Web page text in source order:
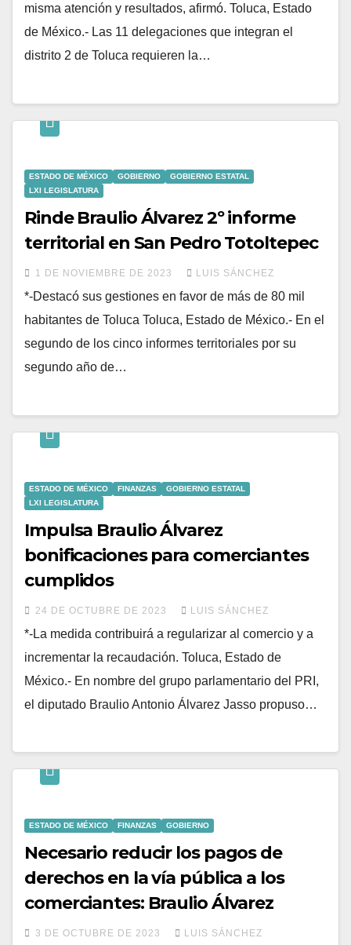
misma atención y resultados, afirmó. Toluca, Estado
de México.- Las 11 delegaciones que integran el
distrito 2 de Toluca requieren la…
ESTADO DE MÉXICO GOBIERNO
GOBIERNO ESTATAL
LXI LEGISLATURA
Rinde Braulio Álvarez 2º informe
territorial en San Pedro Totoltepec
1 DE NOVIEMBRE DE 2023 LUIS SÁNCHEZ
*-Destacó sus gestiones en favor de más de 80 mil
habitantes de Toluca Toluca, Estado de México.- En el
segundo de los cinco informes territoriales por su
segundo año de…
ESTADO DE MÉXICO FINANZAS
GOBIERNO ESTATAL
LXI LEGISLATURA
Impulsa Braulio Álvarez
bonificaciones para comerciantes
cumplidos
24 DE OCTUBRE DE 2023 LUIS SÁNCHEZ
*-La medida contribuirá a regularizar al comercio y a
incrementar la recaudación. Toluca, Estado de
México.- En nombre del grupo parlamentario del PRI,
el diputado Braulio Antonio Álvarez Jasso propuso…
ESTADO DE MÉXICO FINANZAS GOBIERNO
Necesario reducir los pagos de
derechos en la vía pública a los
comerciantes: Braulio Álvarez
3 DE OCTUBRE DE 2023 LUIS SÁNCHEZ